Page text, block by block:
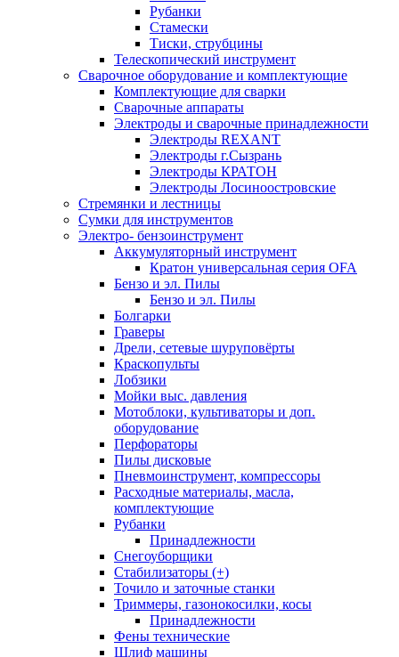
Рубанки
Стамески
Тиски, струбцины
Телескопический инструмент
Сварочное оборудование и комплектующие
Комплектующие для сварки
Сварочные аппараты
Электроды и сварочные принадлежности
Электроды REXANT
Электроды г.Сызрань
Электроды КРАТОН
Электроды Лосиноостровские
Стремянки и лестницы
Сумки для инструментов
Электро- бензоинструмент
Аккумуляторный инструмент
Кратон универсальная серия OFA
Бензо и эл. Пилы
Бензо и эл. Пилы
Болгарки
Граверы
Дрели, сетевые шуруповёрты
Краскопульты
Лобзики
Мойки выс. давления
Мотоблоки, культиваторы и доп.
оборудование
Перфораторы
Пилы дисковые
Пневмоинструмент, компрессоры
Расходные материалы, масла,
комплектующие
Рубанки
Принадлежности
Снегоуборщики
Стабилизаторы (+)
Точило и заточные станки
Триммеры, газонокосилки, косы
Принадлежности
Фены технические
Шлиф машины